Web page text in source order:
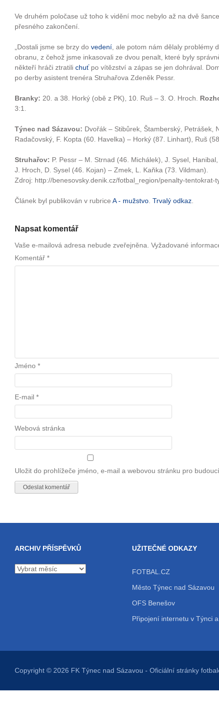
Ve druhém poločase už toho k vidění moc nebylo až na dvě
přesného zakončení.
„Dostali jsme se brzy do vedení , ale potom nám dělaly
obranu, z čehož jsme inkasovali ze dvou penalt, které byly
někteří hráči ztratili chuťpo vítězství a zápas se jen dohrával.
po derby asistent trenéra Struhařova Zdeněk Pessr.
Branky: 20. a 38. Horký (obě z PK), 10. Ruš – 3. O. Hroch.
3:1.
Týnec nad Sázavou: Dvořák – Stibůrek, Štamberský, Petrášek,
Radačovský, F. Kopta (60. Havelka) – Horký (87. Linhart), Ruš
Struhařov: P. Pessr – M. Strnad (46. Michálek), J. Sysel,
J. Hroch, D. Sysel (46. Kojan) – Zmek, L. Kaňka (73. Vildman).
Zdroj: http://benesovsky.denik.cz/fotbal_region/penalty-tentokrat-
Článek byl publikován v rubrice A - mužstvo Trvalý odkaz
Napsat komentář
Vaše e-mailová adresa nebude zveřejněna. Vyžadované
Komentář *
Jméno *
E-mail *
Webová stránka
Uložit do prohlížeče jméno, e-mail a webovou stránku pro
ARCHIV PŘÍSPĚVKŮ
Archiv
UŽITEČNÉ ODKAZY
FOTBAL.CZ
Město Týnec nad Sázavou
OFS Benešov
Připojení internetu v Týnci
Copyright © 2026 FK Týnec nad Sázavou - Oficiální stránky